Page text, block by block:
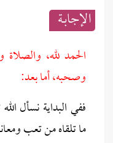
الإجابــة
الحمد لله،
وصحبه، أما بعد:
ففي البداية نسأل
ما تلقاه من تعب